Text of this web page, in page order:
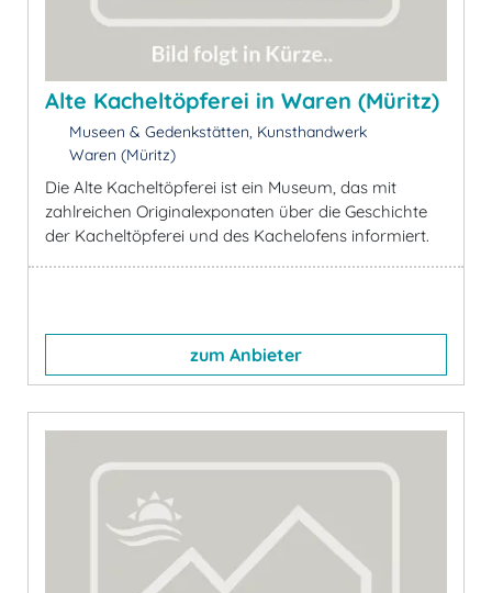
Alte Kacheltöpferei in Waren (Müritz)
Museen & Gedenkstätten, Kunsthandwerk
Waren (Müritz)
Die Alte Kacheltöpferei ist ein Museum, das mit
zahlreichen Originalexponaten über die Geschichte
der Kacheltöpferei und des Kachelofens informiert.
zum Anbieter